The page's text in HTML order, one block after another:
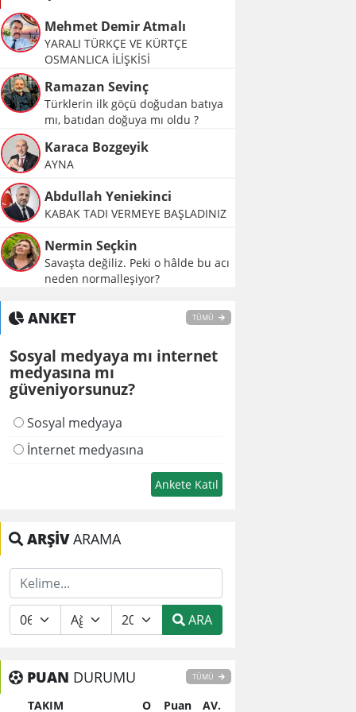
Mehmet Demir Atmalı
YARALI TÜRKÇE VE KÜRTÇE
OSMANLICA İLİŞKİSİ
Ramazan Sevinç
Türklerin ilk göçü doğudan batıya
mı, batıdan doğuya mı oldu ?
Karaca Bozgeyik
AYNA
Abdullah Yeniekinci
KABAK TADI VERMEYE BAŞLADINIZ
Nermin Seçkin
Savaşta değiliz. Peki o hâlde bu acı
neden normalleşiyor?
ANKET TÜMÜ
Sosyal medyaya mı internet
medyasına mı
güveniyorsunuz?
Sosyal medyaya
İnternet medyasına
ARŞİVARAMA
ARA
PUAN DURUMU TÜMÜ
TAKIM O Puan
AV.